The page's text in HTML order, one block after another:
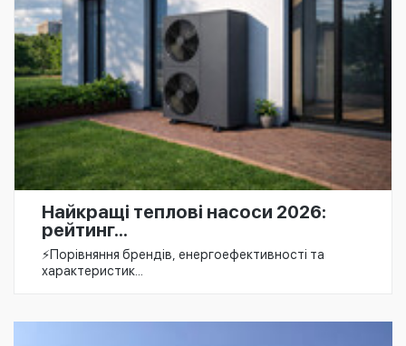
Найкращі теплові насоси 2026:
рейтинг...
⚡️Порівняння брендів, енергоефективності та
характеристик...